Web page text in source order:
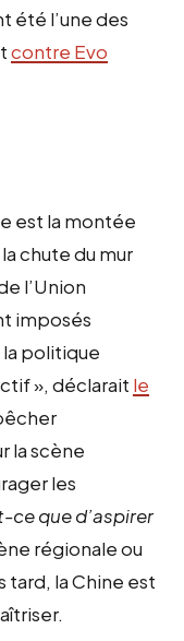
été l’une des
contre Evo
est la montée
chute du mur
l’Union
imposés
politique
», déclarait le
la scène
les
ce que d’aspirer
régionale ou
tard, la Chine est